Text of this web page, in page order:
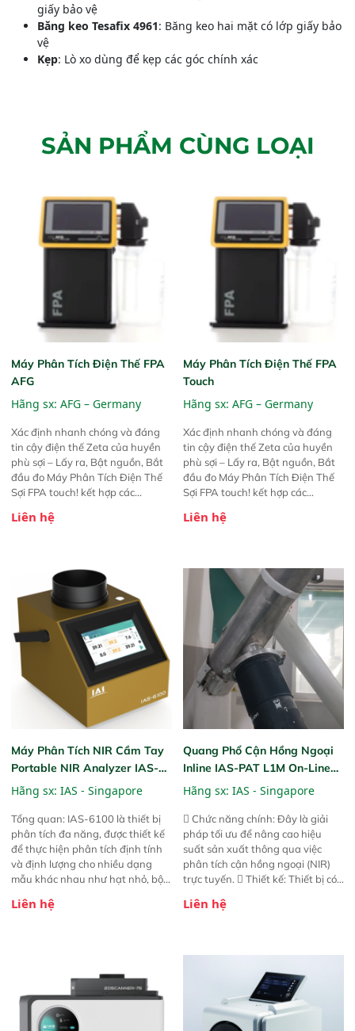
giấy bảo vệ
Băng keo Tesafix 4961: Băng keo hai mặt có lớp giấy bảo
vệ
Kẹp: Lò xo dùng để kẹp các góc chính xác
SẢN PHẨM CÙNG LOẠI
Máy Phân Tích Điện Thế FPA
AFG
Hãng sx: AFG – Germany
Xác định nhanh chóng và đáng
tin cậy điện thế Zeta của huyền
phù sợi – Lấy ra, Bật nguồn, Bắt
đầu đo Máy Phân Tích Điện Thế
Sợi FPA touch! kết hợp các
được chứng minh với sự đơn giản
trước đó. Nhưng so với các phiên
bản trước, FPA touch! nhỏ hơn và
nhẹ hơn đáng kể, đồng thời được
nâng cấp với các tính năng mới.
Liên hệ
Máy Phân Tích Điện Thế FPA
Touch
Hãng sx: AFG – Germany
Xác định nhanh chóng và đáng
tin cậy điện thế Zeta của huyền
phù sợi – Lấy ra, Bật nguồn, Bắt
đầu đo Máy Phân Tích Điện Thế
Sợi FPA touch! kết hợp các
được chứng minh với sự đơn giản
trước đó. Nhưng so với các phiên
bản trước, FPA touch! nhỏ hơn và
nhẹ hơn đáng kể, đồng thời được
nâng cấp với các tính năng mới.
Liên hệ
Máy Phân Tích NIR Cầm Tay
Portable NIR Analyzer IAS-
6100
Hãng sx: IAS - Singapore
Tổng quan: IAS-6100 là thiết bị
phân tích đa năng, được thiết kế
để thực hiện phân tích định tính
và định lượng cho nhiều dạng
mẫu khác nhau như hạt nhỏ, bột,
này cho phép bất kỳ ai cũng có
thức ăn chăn nuôi, nguyên liệu
thực phẩm, nông sản,..
Liên hệ
Quang Phổ Cận Hồng Ngoại
Inline IAS-PAT L1M On-Line
NIR
Hãng sx: IAS - Singapore
 Chức năng chính: Đây là giải
pháp tối ưu để nâng cao hiệu
suất sản xuất thông qua việc
phân tích cận hồng ngoại (NIR)
trực tuyến.  Thiết kế: Thiết bị có
hỗ trợ tản nhiệt tăng cường và đã
năng theo dõi thông số theo thời
gian thực và trực quan hóa dữ
liệu để tăng chỉ số ROI cho doanh
Liên hệ